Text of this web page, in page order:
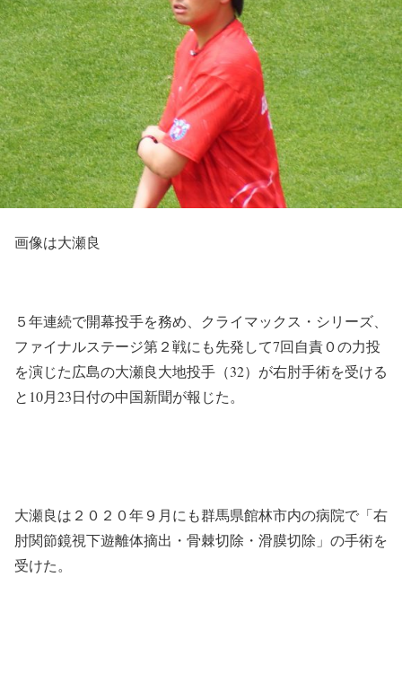
画像は大瀬良
５年連続で開幕投手を務め、クライマックス・シリーズ、
ファイナルステージ第２戦にも先発して7回自責０の力投
を演じた広島の大瀬良大地投手（32）が右肘手術を受ける
と10月23日付の中国新聞が報じた。
大瀬良は２０２０年９月にも群馬県館林市内の病院で「右
肘関節鏡視下遊離体摘出・骨棘切除・滑膜切除」の手術を
受けた。